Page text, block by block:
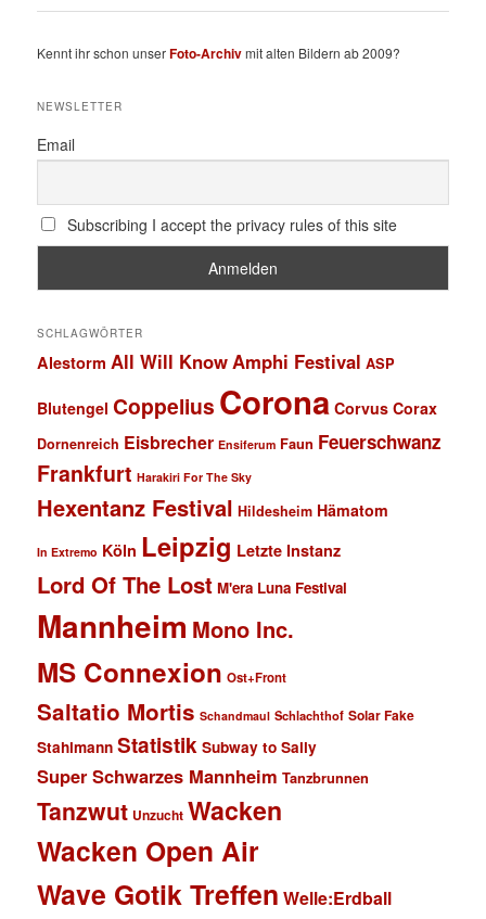
Kennt ihr schon unserFoto-Archivmit alten Bildern ab 2009?
NEWSLETTER
Email
Subscribing I accept the privacy rules of this site
SCHLAGWÖRTER
Alestorm All Will KnowAmphi Festival ASP
Blutengel Coppelius Corona Corvus Corax
Dornenreich Eisbrecher Ensiferum Faun Feuerschwanz
Frankfurt Harakiri For The Sky
Hexentanz Festival Hildesheim Hämatom
In Extremo Köln Leipzig Letzte Instanz
Lord Of The Lost M'era Luna Festival
Mannheim Mono Inc.
MS Connexion Ost+Front
Saltatio Mortis Schandmaul Schlachthof Solar Fake
Stahlmann Statistik Subway to Sally
Super Schwarzes Mannheim Tanzbrunnen
Tanzwut Unzucht Wacken
Wacken Open Air
Wave Gotik Treffen Welle:Erdball